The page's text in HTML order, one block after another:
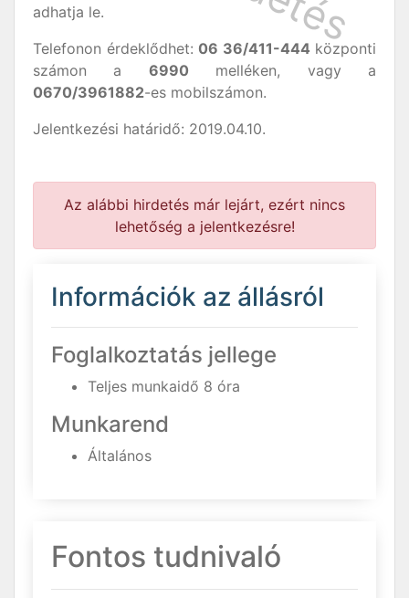
adhatja le.
Telefonon érdeklődhet: 06 36/411-444 központi
számon a 6990 melléken, vagy a
0670/3961882-es mobilszámon.
Jelentkezési határidő: 2019.04.10.
Az alábbi hirdetés már lejárt, ezért nincs
lehetőség a jelentkezésre!
Információk az állásról
Foglalkoztatás jellege
Teljes munkaidő 8 óra
Munkarend
Általános
Fontos tudnivaló